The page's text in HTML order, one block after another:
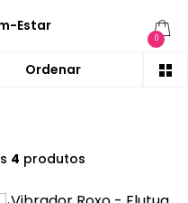
Estar
0
4 produtos